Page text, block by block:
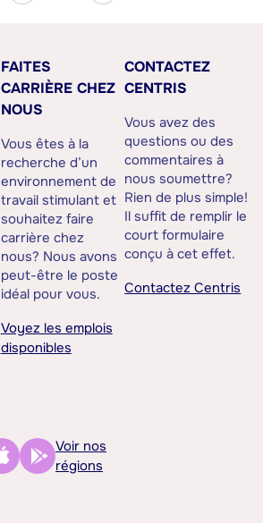
FAITES
CARRIÈRE CHEZ
NOUS
Vous êtes à la
recherche d’un
environnement de
travail stimulant et
souhaitez faire
carrière chez
nous? Nous avons
peut-être le poste
idéal pour vous.
Voyez les emplois
disponibles
CONTACTEZ
CENTRIS
Vous avez des
questions ou des
commentaires à
nous soumettre?
Rien de plus simple!
Il suffit de remplir le
court formulaire
conçu à cet effet.
Contactez Centris
Voir nos
régions